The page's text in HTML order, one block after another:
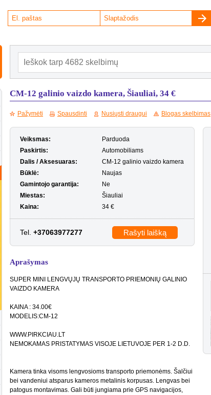
CM-12 galinio vaizdo kamera, Šiauliai, 34 €
Pažymėti Spausdinti Nusiųsti draugui Blogas skelbimas
Veiksmas:
Parduoda
Paskirtis:
Automobiliams
Dalis / Aksesuaras:
CM-12 galinio vaizdo kamera
Būklė:
Naujas
Gamintojo garantija:
Ne
Miestas:
Šiauliai
Kaina:
34 €
Tel. +37063977277 Rašyti laišką
Aprašymas
SUPER MINI LENGVŲJŲ TRANSPORTO PRIEMONIŲ GALINIO
VAIZDO KAMERA
KAINA : 34.00€
MODELIS:CM-12
WWW.PIRKCIAU.LT
NEMOKAMAS PRISTATYMAS VISOJE LIETUVOJE PER 1-2 D.D.
Kamera tinka visoms lengvosioms transporto priemonėms. Šalčiui
bei vandeniui atsparus kameros metalinis korpusas. Lengvas bei
patogus montavimas. Gali būti jungiama prie GPS navigacijos,